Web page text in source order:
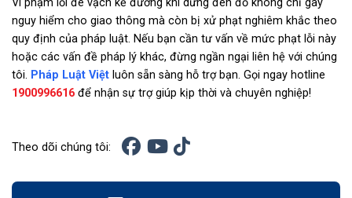
Vi phạm lỗi đè vạch kẻ đường khi dừng đèn đỏ không chỉ gây
nguy hiểm cho giao thông mà còn bị xử phạt nghiêm khắc theo
quy định của pháp luật. Nếu bạn cần tư vấn về mức phạt lỗi này
hoặc các vấn đề pháp lý khác, đừng ngần ngại liên hệ với chúng
tôi. Pháp Luật Việt luôn sẵn sàng hỗ trợ bạn. Gọi ngay hotline
1900996616 để nhận sự trợ giúp kịp thời và chuyên nghiệp!
Theo dõi chúng tôi: